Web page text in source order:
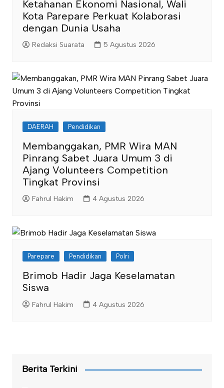
Ketahanan Ekonomi Nasional, Wali
Kota Parepare Perkuat Kolaborasi
dengan Dunia Usaha
Redaksi Suarata 5 Agustus 2026
DAERAH Pendidikan
Membanggakan, PMR Wira MAN
Pinrang Sabet Juara Umum 3 di
Ajang Volunteers Competition
Tingkat Provinsi
Fahrul Hakim 4 Agustus 2026
Parepare Pendidikan Polri
Brimob Hadir Jaga Keselamatan
Siswa
Fahrul Hakim 4 Agustus 2026
Berita Terkini